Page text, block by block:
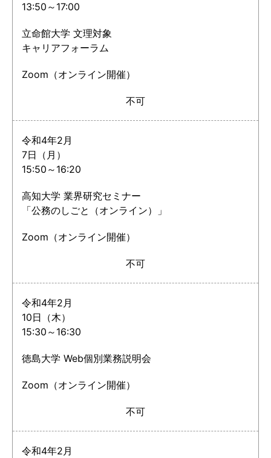
13:50～17:00
立命館大学 文理対象
キャリアフォーラム
Zoom（オンライン開催）
不可
令和4年2月
7日（月）
15:50～16:20
高知大学 業界研究セミナー
「公務のしごと（オンライン）」
Zoom（オンライン開催）
不可
令和4年2月
10日（木）
15:30～16:30
徳島大学 Web個別業務説明会
Zoom（オンライン開催）
不可
令和4年2月